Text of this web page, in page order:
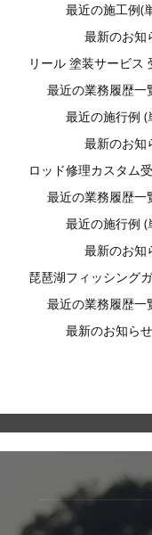
最近の施工例(
最新のお知
リール 塗装サービス
最近の業務履歴一
最近の施行例 (
最新のお知
ロッド修理カスタム
最近の業務履歴一
最近の施行例 (
最新のお知
琵琶湖フィッシング
最近の業務履歴一
最新のお知らせ